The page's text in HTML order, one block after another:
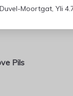
Duvel-Moortgat, Yli
Pils